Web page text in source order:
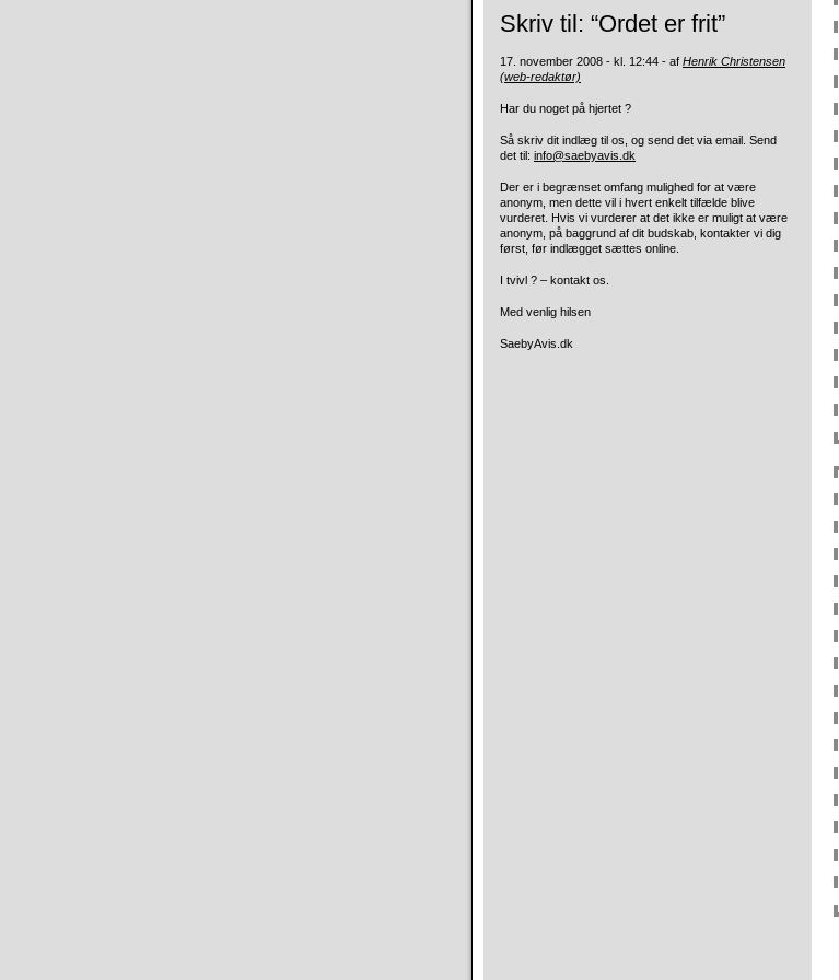
Skriv til: “Ordet er frit”
17. november 2008 - kl. 12:44 - af Henrik Christensen
(web-redaktør)
Har du noget på hjertet ?
Så skriv dit indlæg til os, og send det via email. Send
det til: info@saebyavis.dk
Der er i begrænset omfang mulighed for at være
anonym, men dette vil i hvert enkelt tilfælde blive
vurderet. Hvis vi vurderer at det ikke er muligt at være
anonym, på baggrund af dit budskab, kontakter vi dig
først, før indlægget sættes online.
I tvivl ? – kontakt os.
Med venlig hilsen
SaebyAvis.dk